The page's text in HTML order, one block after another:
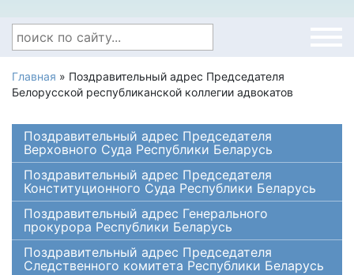
Главная » Поздравительный адрес Председателя
Белорусской республиканской коллегии адвокатов
Поздравительный адрес Председателя
Верховного Суда Республики Беларусь
Поздравительный адрес Председателя
Конституционного Суда Республики Беларусь
Поздравительный адрес Генерального
прокурора Республики Беларусь
Поздравительный адрес Председателя
Следственного комитета Республики Беларусь